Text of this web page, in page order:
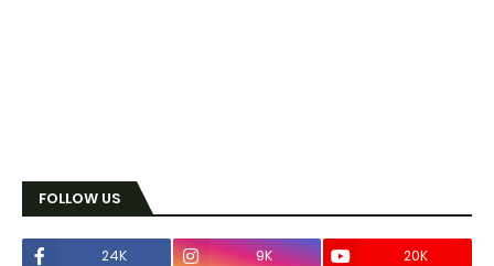
FOLLOW US
24K 9K
20K